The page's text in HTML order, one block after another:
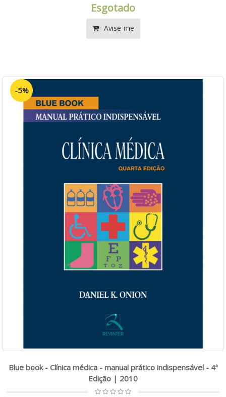
Esgotado
Avise-me
-5%
Blue book - Clínica médica - manual prático indispensável - 4ª
Edição | 2010